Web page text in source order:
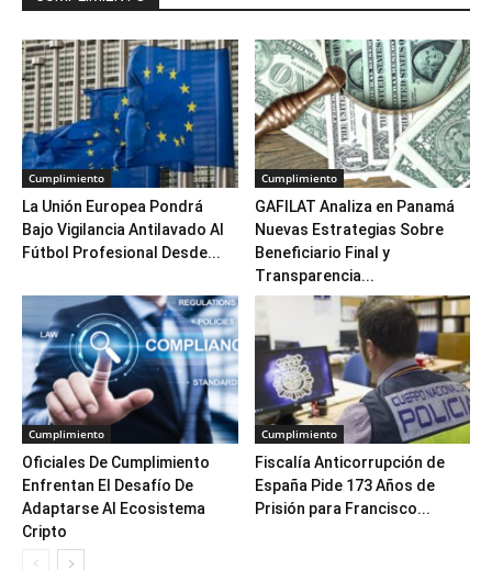
Cumplimiento
La Unión Europea Pondrá
Bajo Vigilancia Antilavado Al
Fútbol Profesional Desde...
Cumplimiento
GAFILAT Analiza en Panamá
Nuevas Estrategias Sobre
Beneficiario Final y
Transparencia...
Cumplimiento
Oficiales De Cumplimiento
Enfrentan El Desafío De
Adaptarse Al Ecosistema
Cripto
Cumplimiento
Fiscalía Anticorrupción de
España Pide 173 Años de
Prisión para Francisco...